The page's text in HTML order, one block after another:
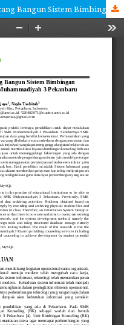
Penerapan Model Prototype Rancang Bangun Sistem Bimbingan Konseling Berbasis Web pada SMK Muhammadiyah 3 Pekanbaru